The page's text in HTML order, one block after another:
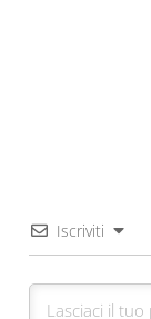
Iscriviti